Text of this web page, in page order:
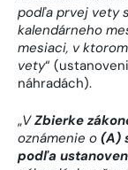
podľa prvej vety
kalendárneho
mesiaci, v
vety“
náhradách).
„VZbierke
oznámenie o (A)
podľa